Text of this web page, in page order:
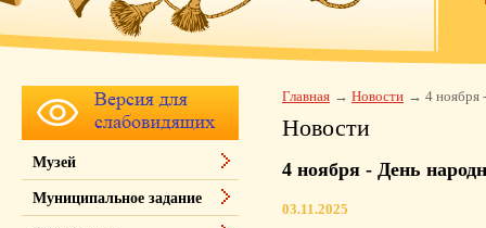
Главная Новости 4 ноября
Новости
4 ноября - День
03.11.2025
Музей
Муниципальное задание